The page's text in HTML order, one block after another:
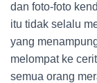
dan foto-foto
itu tidak selalu
yang
melompat ke
semua orang